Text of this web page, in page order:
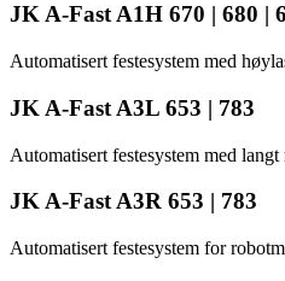
JK A-Fast A1H 670 | 680 |
Automatisert festesystem med
JK A-Fast A3L 653 | 783
Automatisert festesystem med langt
JK A-Fast A3R 653 | 783
Automatisert festesystem for